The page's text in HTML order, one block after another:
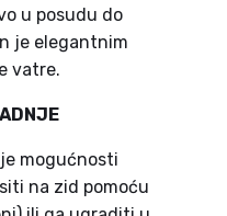
u posudu do
je elegantnim
vatre.
mogućnosti
na zid pomoću